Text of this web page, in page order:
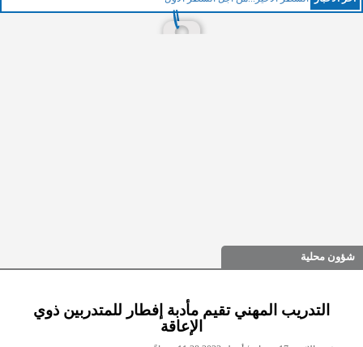
شؤون محلية
التدريب المهني تقيم مأدبة إفطار للمتدربين ذوي
الإعاقة